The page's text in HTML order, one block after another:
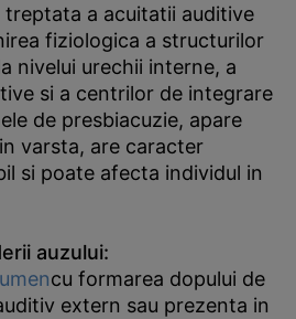
a acuitatii auditive
fiziologica a structurilor
nivelui urechii interne, a
si a centrilor de integrare
de presbiacuzie, apare
varsta, are caracter
si poate afecta individul in
auzului:
cu formarea dopului de
extern sau prezenta in